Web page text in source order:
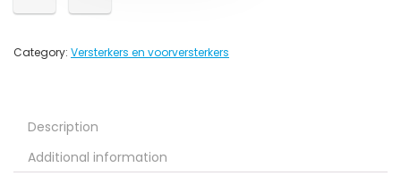
Category: Versterkers en voorversterkers
Description
Additional information